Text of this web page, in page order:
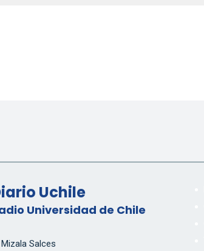
Uchile
Universidad de Chile
Salces